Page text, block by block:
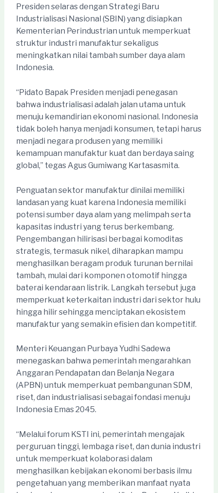
Presiden selaras dengan Strategi Baru
Industrialisasi Nasional (SBIN) yang disiapkan
Kementerian Perindustrian untuk memperkuat
struktur industri manufaktur sekaligus
meningkatkan nilai tambah sumber daya alam
Indonesia.
“Pidato Bapak Presiden menjadi penegasan
bahwa industrialisasi adalah jalan utama untuk
menuju kemandirian ekonomi nasional. Indonesia
tidak boleh hanya menjadi konsumen, tetapi harus
menjadi negara produsen yang memiliki
kemampuan manufaktur kuat dan berdaya saing
global,” tegas Agus Gumiwang Kartasasmita.
Penguatan sektor manufaktur dinilai memiliki
landasan yang kuat karena Indonesia memiliki
potensi sumber daya alam yang melimpah serta
kapasitas industri yang terus berkembang.
Pengembangan hilirisasi berbagai komoditas
strategis, termasuk nikel, diharapkan mampu
menghasilkan beragam produk turunan bernilai
tambah, mulai dari komponen otomotif hingga
baterai kendaraan listrik. Langkah tersebut juga
memperkuat keterkaitan industri dari sektor hulu
hingga hilir sehingga menciptakan ekosistem
manufaktur yang semakin efisien dan kompetitif.
Menteri Keuangan Purbaya Yudhi Sadewa
menegaskan bahwa pemerintah mengarahkan
Anggaran Pendapatan dan Belanja Negara
(APBN) untuk memperkuat pembangunan SDM,
riset, dan industrialisasi sebagai fondasi menuju
Indonesia Emas 2045.
“Melalui forum KSTI ini, pemerintah mengajak
perguruan tinggi, lembaga riset, dan dunia industri
untuk memperkuat kolaborasi dalam
menghasilkan kebijakan ekonomi berbasis ilmu
pengetahuan yang memberikan manfaat nyata